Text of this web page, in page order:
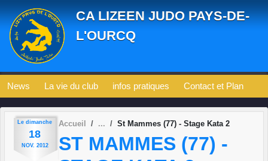
CA LIZEEN JUDO PAYS-DE-
L'OURCQ
News La vie du club infos pratiques Contact et Plan
Le dimanche
18
NOV. 2012
Accueil St Mammes (77) - Stage Kata 2
ST MAMMES (77) -
Panneau de gestion des cookies